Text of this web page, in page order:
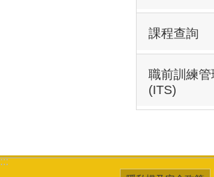
課程查詢
職前訓練
(ITS)
:::